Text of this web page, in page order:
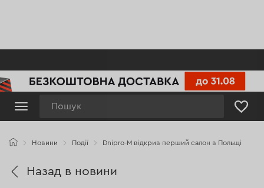
Новини Події Dnipro-M відкрив перший салон в Польщі
Назад в новини